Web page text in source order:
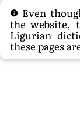
Even
the website,
Ligurian
these pages